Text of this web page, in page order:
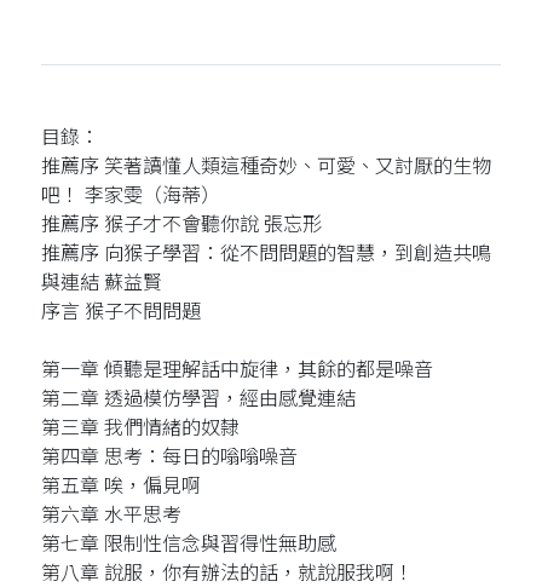
目錄：
推薦序 笑著讀懂人類這種奇妙、可愛、又討厭的生物
吧！ 李家雯（海蒂）
推薦序 猴子才不會聽你說 張忘形
推薦序 向猴子學習：從不問問題的智慧，到創造共鳴
與連結 蘇益賢
序言 猴子不問問題
第一章 傾聽是理解話中旋律，其餘的都是噪音
第二章 透過模仿學習，經由感覺連結
第三章 我們情緒的奴隸
第四章 思考：每日的嗡嗡噪音
第五章 唉，偏見啊
第六章 水平思考
第七章 限制性信念與習得性無助感
第八章 說服，你有辦法的話，就說服我啊！